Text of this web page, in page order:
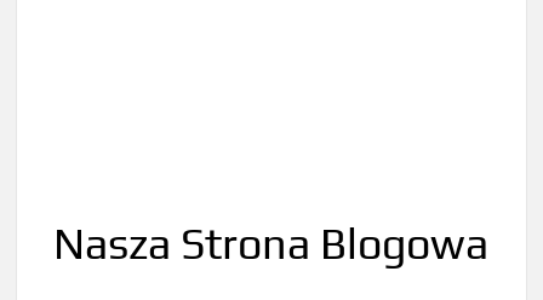
Nasza Strona Blogowa